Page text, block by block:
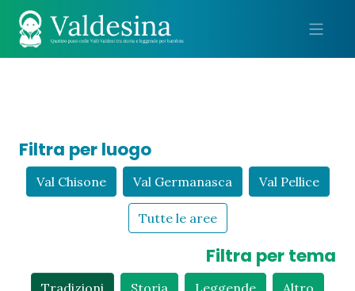
Filtra per luogo
Val Chisone Val Germanasca Val Pellice
Tutte le aree
Filtra per tema
Tradizioni Storia Leggende Altro